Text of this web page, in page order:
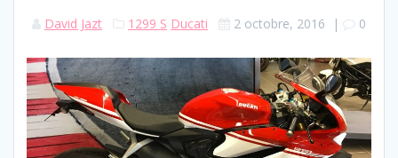
David Jazt 1299 S Ducati 2 octobre, 2016 | 0